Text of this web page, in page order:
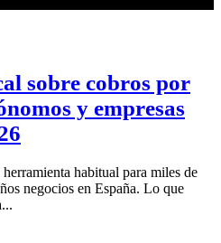
sobre cobros por
y empresas
habitual para miles de
negocios en España. Lo que